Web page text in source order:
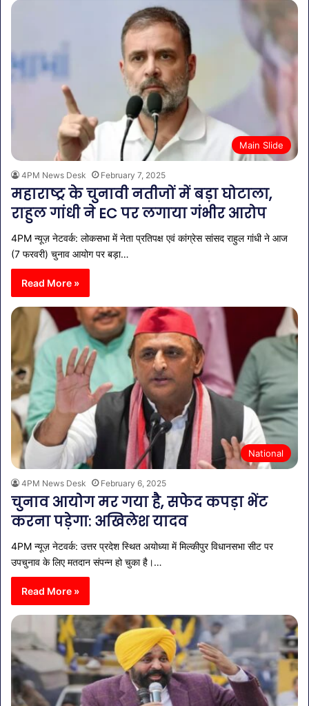
Main Slide
4PM News Desk February 7, 2025
महाराष्ट्र के चुनावी नतीजों में बड़ा घोटाला,
राहुल गांधी ने EC पर लगाया गंभीर आरोप
4PM न्यूज़ नेटवर्क: लोकसभा में नेता प्रतिपक्ष एवं कांग्रेस सांसद राहुल गांधी ने आज
(7 फरवरी) चुनाव आयोग पर बड़ा…
Read More »
National
4PM News Desk February 6, 2025
चुनाव आयोग मर गया है, सफेद कपड़ा भेंट
करना पड़ेगा: अखिलेश यादव
4PM न्यूज़ नेटवर्क: उत्तर प्रदेश स्थित अयोध्या में मिल्कीपुर विधानसभा सीट पर
उपचुनाव के लिए मतदान संपन्न हो चुका है।…
Read More »